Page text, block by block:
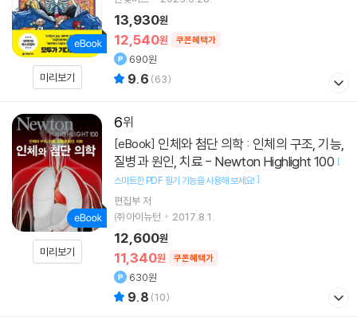
미리보기
12,540원 쿠폰혜택가
13,930원
690원
9.6 (63)
6
미리보기
[eBook]
질병과 원인, 치료 - Newton Highlight 100 [
스마트한 PDF 필기 기능을 사용해 보세요! ]
편집부 저
㈜아이뉴턴
2017.8.1.
11,340원 쿠폰혜택가
12,600원
630원
9.8 (10)